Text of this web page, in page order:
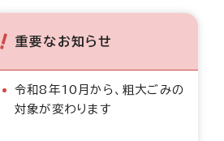
重要なお知らせ
令和8年10月から、粗大ごみの
対象が変わります